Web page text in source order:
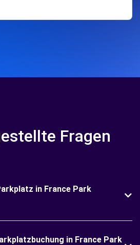
Fragen
in France Park
in France Park